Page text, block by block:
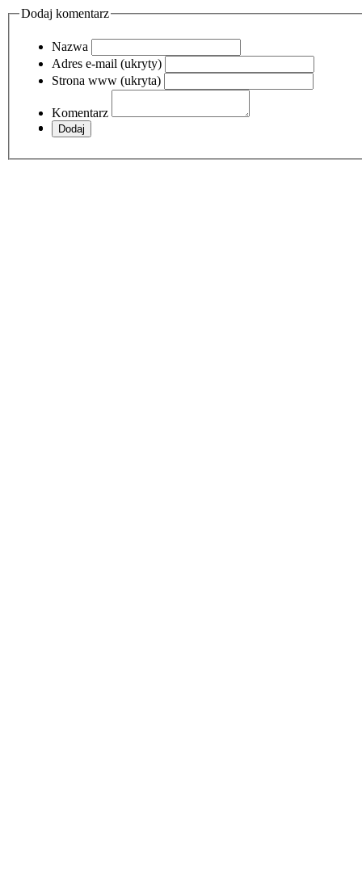
Dodaj komentarz
Nazwa
Adres e-mail (ukryty)
Strona www (ukryta)
Komentarz